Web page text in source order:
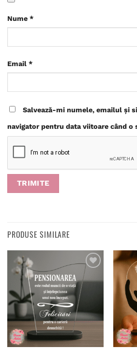
Nume *
Email *
Salvează-mi numele, emailul și
navigator pentru data viitoare când o
PRODUSE SIMILARE
Adaugă
wishlist